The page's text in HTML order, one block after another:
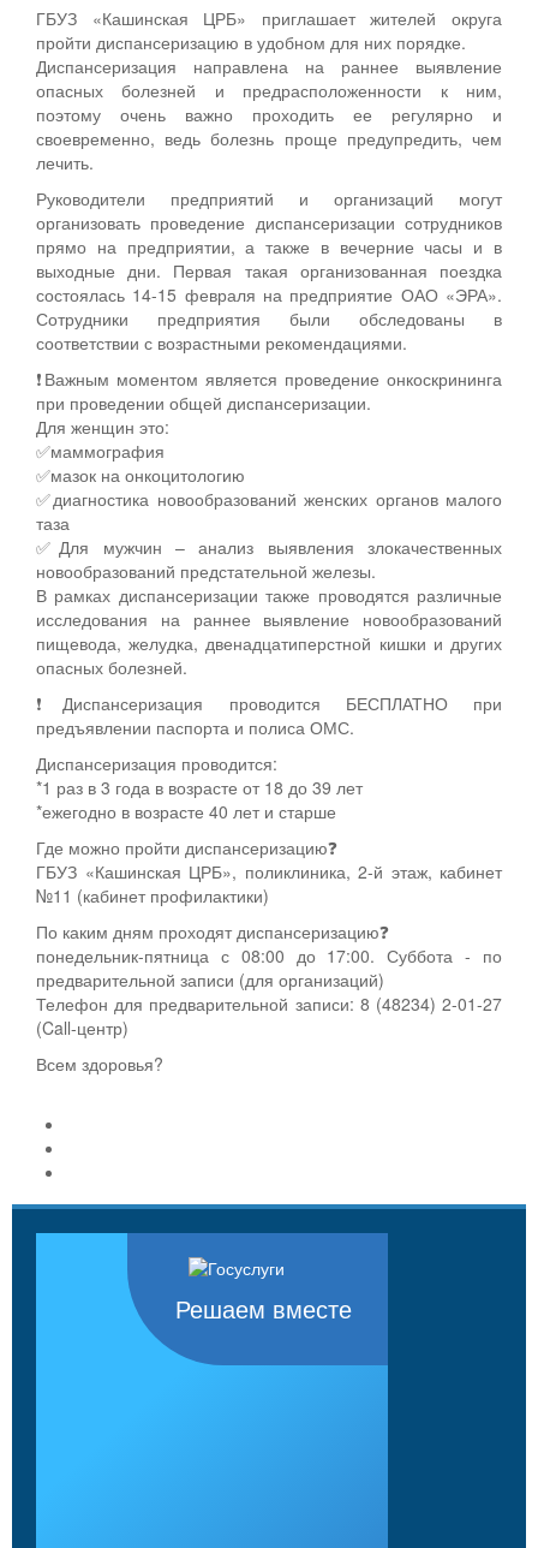
ГБУЗ «Кашинская ЦРБ» приглашает жителей округа
пройти диспансеризацию в удобном для них порядке.
Диспансеризация направлена на раннее выявление
опасных болезней и предрасположенности к ним,
поэтому очень важно проходить ее регулярно и
своевременно, ведь болезнь проще предупредить, чем
лечить.
Руководители предприятий и организаций могут
организовать проведение диспансеризации сотрудников
прямо на предприятии, а также в вечерние часы и в
выходные дни. Первая такая организованная поездка
состоялась 14-15 февраля на предприятие ОАО «ЭРА».
Сотрудники предприятия были обследованы в
соответствии с возрастными рекомендациями.
❗Важным моментом является проведение онкоскрининга
при проведении общей диспансеризации.
Для женщин это:
✅маммография
✅мазок на онкоцитологию
✅диагностика новообразований женских органов малого
таза
✅Для мужчин – анализ выявления злокачественных
новообразований предстательной железы.
В рамках диспансеризации также проводятся различные
исследования на раннее выявление новообразований
пищевода, желудка, двенадцатиперстной кишки и других
опасных болезней.
❗Диспансеризация проводится БЕСПЛАТНО при
предъявлении паспорта и полиса ОМС.
Диспансеризация проводится:
*1 раз в 3 года в возрасте от 18 до 39 лет
*ежегодно в возрасте 40 лет и старше
Где можно пройти диспансеризацию❓
ГБУЗ «Кашинская ЦРБ», поликлиника, 2-й этаж, кабинет
№11 (кабинет профилактики)
По каким дням проходят диспансеризацию❓
понедельник-пятница с 08:00 до 17:00. Суббота - по
предварительной записи (для организаций)
Телефон для предварительной записи: 8 (48234) 2-01-27
(Call-центр)
Всем здоровья?
Решаем вместе